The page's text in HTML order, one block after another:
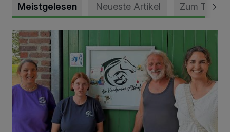
Meistgelesen Neueste Artikel Zum Thema
Vorbildlicher Einsatz für den Artenschutz gewürdigt